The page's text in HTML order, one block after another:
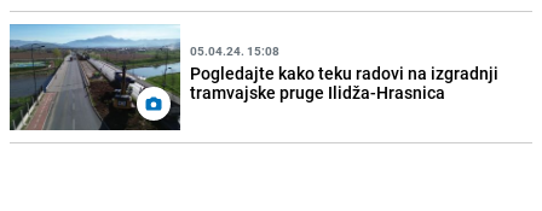
05.04.24. 15:08
Pogledajte kako teku radovi na izgradnji
tramvajske pruge Ilidža-Hrasnica